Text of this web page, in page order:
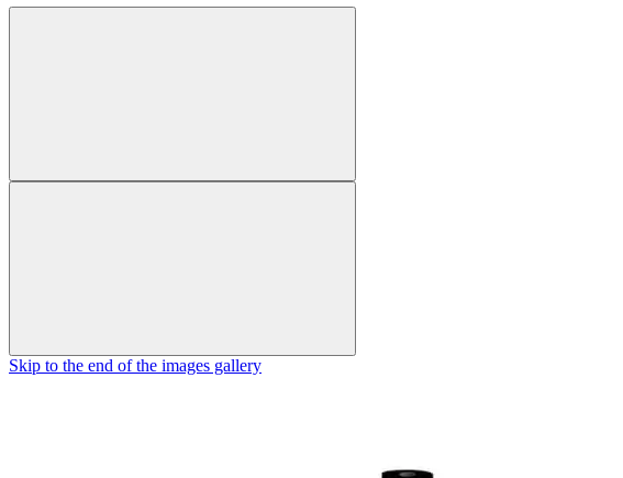
Skip to the end of the images gallery